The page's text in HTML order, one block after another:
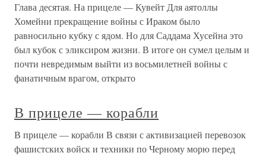
Глава десятая. На прицеле — Кувейт Для аятоллы
Хомейни прекращение войны с Ираком было
равносильно кубку с ядом. Но для Саддама Хусейна это
был кубок с эликсиром жизни. В итоге он сумел целым и
почти невредимым выйти из восьмилетней войны с
фанатичным врагом, открыто
В прицеле — корабли
В прицеле — корабли В связи с активизацией перевозок
фашистских войск и техники по Черному морю перед